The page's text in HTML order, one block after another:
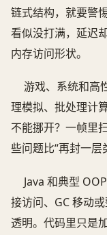
链式结构，就要警
看似没打满，延迟
内存访问形状。
游戏、系统和高
理模拟、批处理计
不能挪开？一帧里
些问题比“再封一层
Java 和典型
接访问、GC 移动
透明。代码里只是